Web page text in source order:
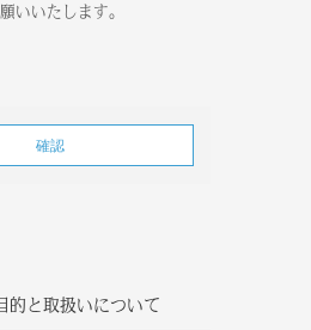
いいたします。
的と取扱いについて